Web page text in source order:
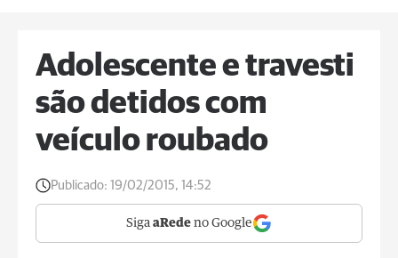
Adolescente e travesti
são detidos com
veículo roubado
Publicado: 19/02/2015, 14:52
Siga aRede no Google